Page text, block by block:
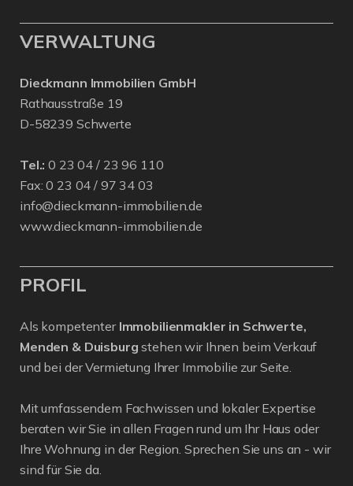
VERWALTUNG
Dieckmann Immobilien GmbH
Rathausstraße 19
D-58239 Schwerte
Tel.: 0 23 04 / 23 96 110
Fax: 0 23 04 / 97 34 03
info@dieckmann-immobilien.de
www.dieckmann-immobilien.de
PROFIL
Als kompetenter Immobilienmakler in Schwerte,
Menden & Duisburg stehen wir Ihnen beim Verkauf
und bei der Vermietung Ihrer Immobilie zur Seite.
Mit umfassendem Fachwissen und lokaler Expertise
beraten wir Sie in allen Fragen rund um Ihr Haus oder
Ihre Wohnung in der Region. Sprechen Sie uns an - wir
sind für Sie da.